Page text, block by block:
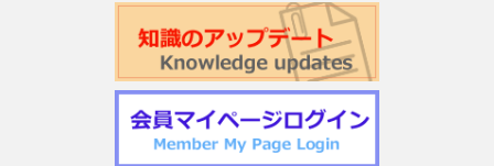
第22回日本仏教看護・ビハーラ学会開催のお知らせ
第1回サイコオンコロジー×漢方 Webセミナー2026のご案内
令和7年度 日本がん相談研究会 第2回研修会開催のお知ら